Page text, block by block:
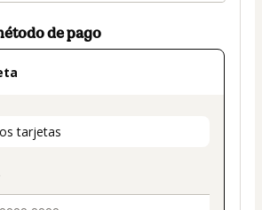
de pago
tarjetas